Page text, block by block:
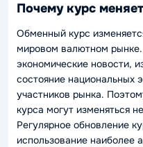
Почему курс
Обменный курс
мировом валютном
экономические новости,
состояние национальных
участников рынка.
курса могут изменяться
Регулярное обновление
использование наиболее